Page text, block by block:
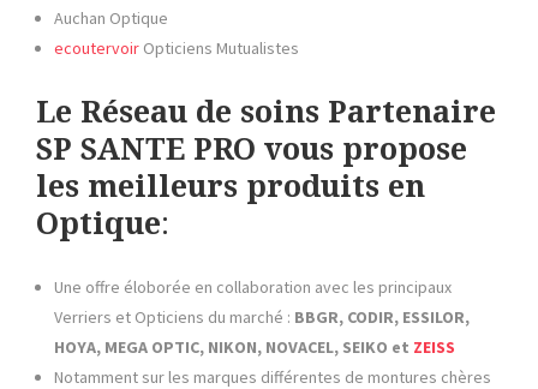
Auchan Optique
ecoutervoir Opticiens Mutualistes
Le Réseau de soins Partenaire
SP SANTE PRO vous propose
les meilleurs produits en
Optique:
Une offre éloborée en collaboration avec les principaux
Verriers et Opticiens du marché : BBGR, CODIR, ESSILOR,
HOYA, MEGA OPTIC, NIKON, NOVACEL, SEIKO et ZEISS
Notamment sur les marques différentes de montures chères